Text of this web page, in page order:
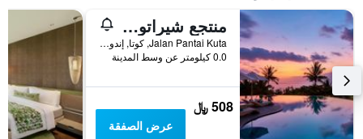
منتجع شيراتون بالي كوتا
Jalan Pantai Kuta, كوتا, إندونيسيا
0.0 كيلومتر عن وسط المدينة
508 ﷼
عرض الصفقة